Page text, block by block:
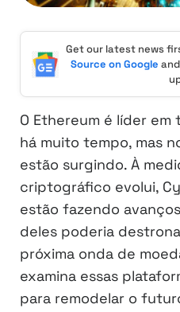
Get our latest news
Source on Google
O Ethereum é líder
há muito tempo, mas
estão surgindo. À
criptográfico evolui,
estão fazendo
deles poderia
próxima onda de
examina essas
para remodelar o